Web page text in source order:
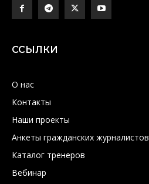
ССЫЛКИ
О нас
Контакты
Наши проекты
Анкеты гражданских журналистов
Каталог тренеров
Вебинар